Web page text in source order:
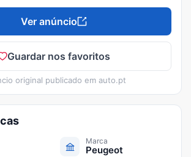
Ver anúncio
Guardar nos favoritos
original publicado em auto.pt
Marca
Peugeot